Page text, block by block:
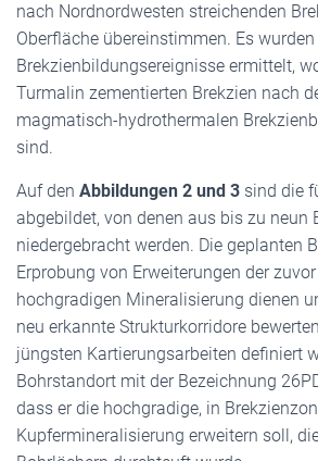
nach Nordnordwesten streichenden
Oberfläche übereinstimmen. Es
Brekzienbildungsereignisse ermittelt,
Turmalin zementierten Brekzien nach
magmatisch-hydrothermalen
sind.
Auf den Abbildungen 2 und 3 sind die
abgebildet, von denen aus bis zu neun
niedergebracht werden. Die geplanten
Erprobung von Erweiterungen der
hochgradigen Mineralisierung dienen
neu erkannte Strukturkorridore
jüngsten Kartierungsarbeiten definiert
Bohrstandort mit der Bezeichnung
dass er die hochgradige, in
Kupfermineralisierung erweitern soll,